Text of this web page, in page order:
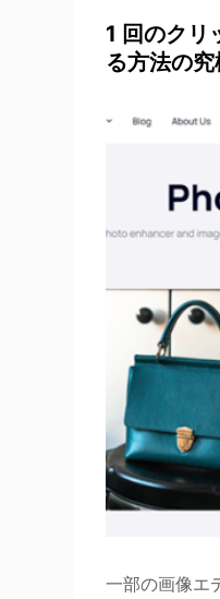
1 回のクリ
る方法の
一部の画像エ